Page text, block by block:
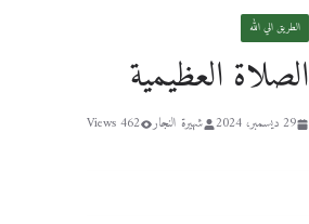
الطريق الي الله
الصلاة العظيمية
29 ديسمبر، 2024 شهيرة النجار 462 Views